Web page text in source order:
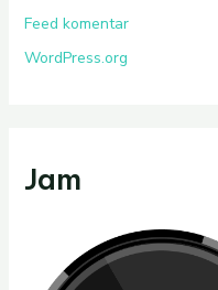
Feed komentar
WordPress.org
Jam